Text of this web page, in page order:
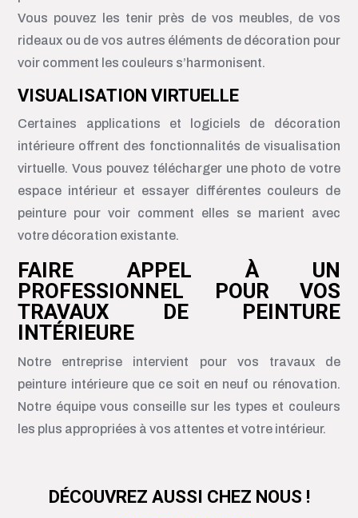
Vous pouvez les tenir près de vos meubles, de vos
rideaux ou de vos autres éléments de décoration pour
voir comment les couleurs s’harmonisent.
VISUALISATION VIRTUELLE
Certaines applications et logiciels de décoration
intérieure offrent des fonctionnalités de visualisation
virtuelle. Vous pouvez télécharger une photo de votre
espace intérieur et essayer différentes couleurs de
peinture pour voir comment elles se marient avec
votre décoration existante.
FAIRE APPEL À UN
PROFESSIONNEL POUR VOS
TRAVAUX DE PEINTURE
INTÉRIEURE
Notre entreprise intervient pour vos travaux de
peinture intérieure que ce soit en neuf ou rénovation.
Notre équipe vous conseille sur les types et couleurs
les plus appropriées à vos attentes et votre intérieur.
DÉCOUVREZ AUSSI CHEZ NOUS !